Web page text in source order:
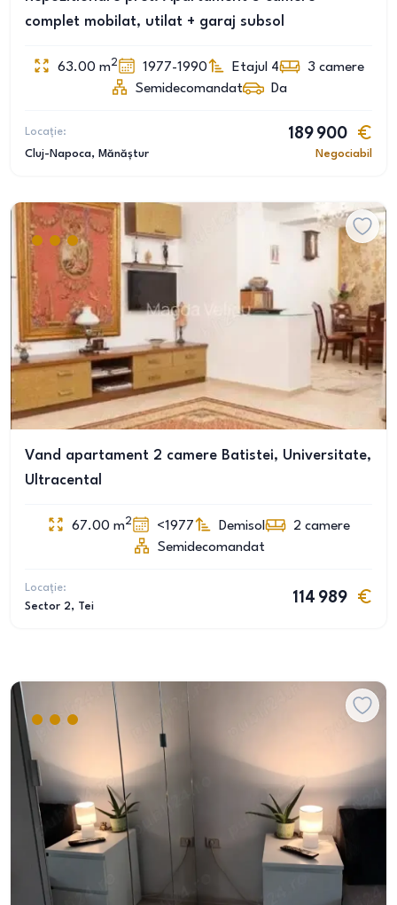
complet mobilat, utilat + garaj subsol
63.00 m2 1977-1990 Etajul 4 3 camere
Semidecomandat
Da
Locație:
Cluj-Napoca, Mănăștur
189 900
Negociabil
Vand apartament 2 camere Batistei, Universitate,
Ultracental
67.00 m2 <1977 Demisol 2 camere
Semidecomandat
Locație:
Sector 2, Tei
114 989